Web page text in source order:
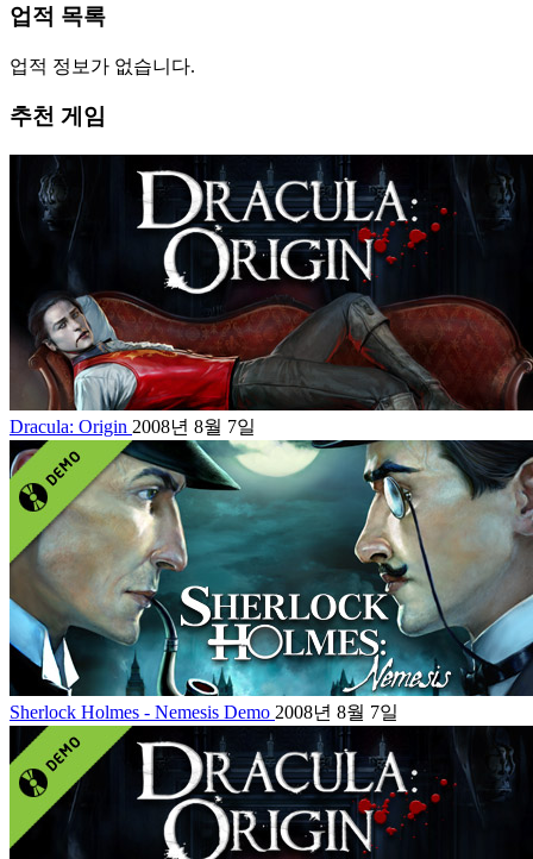
업적 목록
업적 정보가 없습니다.
추천 게임
Dracula: Origin 2008년 8월 7일
Sherlock Holmes - Nemesis Demo 2008년 8월 7일